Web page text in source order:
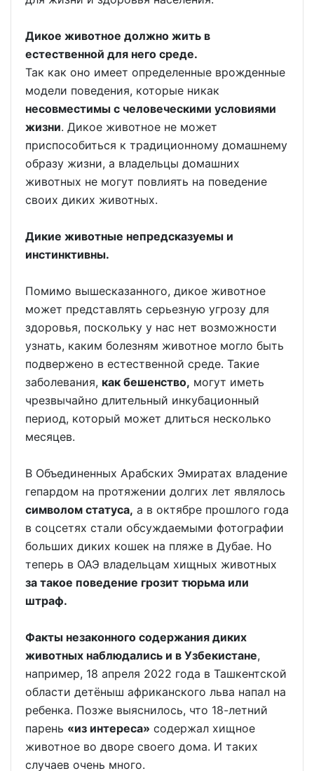
Дикое животное должно жить в
естественной для него среде.
Так как оно имеет определенные врожденные
модели поведения, которые никак
несовместимы с человеческими условиями
жизни. Дикое животное не может
приспособиться к традиционному домашнему
образу жизни, а владельцы домашних
животных не могут повлиять на поведение
своих диких животных.
Дикие животные непредсказуемы и
инстинктивны.
Помимо вышесказанного, дикое животное
может представлять серьезную угрозу для
здоровья, поскольку у нас нет возможности
узнать, каким болезням животное могло быть
подвержено в естественной среде. Такие
заболевания, как бешенство, могут иметь
чрезвычайно длительный инкубационный
период, который может длиться несколько
месяцев.
В Объединенных Арабских Эмиратах владение
гепардом на протяжении долгих лет являлось
символом статуса, а в октябре прошлого года
в соцсетях стали обсуждаемыми фотографии
больших диких кошек на пляже в Дубае. Но
теперь в ОАЭ владельцам хищных животных
за такое поведение грозит тюрьма или
штраф.
Факты незаконного содержания диких
животных наблюдались и в Узбекистане,
например, 18 апреля 2022 года в Ташкентской
области детёныш африканского льва напал на
ребенка. Позже выяснилось, что 18-летний
парень «из интереса» содержал хищное
животное во дворе своего дома. И таких
случаев очень много.